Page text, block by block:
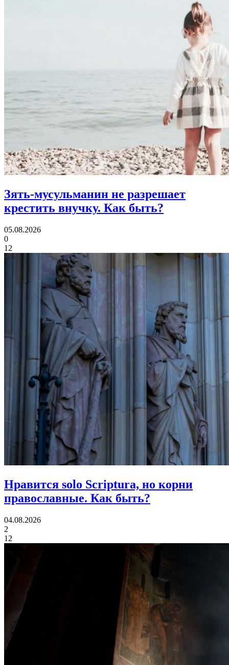
Зять-мусульманин не разрешает
крестить внучку. Как быть?
05.08.2026
0
12
Нравится solo Scriptura, но корни
православные. Как быть?
04.08.2026
2
12